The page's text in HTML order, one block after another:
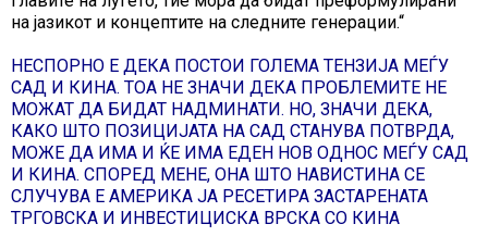
на јазикот и концептите на следните генерации.“
НЕСПОРНО Е ДЕКА ПОСТОИ ГОЛЕМА ТЕНЗИЈА МЕЃУ
САД И КИНА. ТОА НЕ ЗНАЧИ ДЕКА ПРОБЛЕМИТЕ НЕ
МОЖАТ ДА БИДАТ НАДМИНАТИ. НО, ЗНАЧИ ДЕКА,
КАКО ШТО ПОЗИЦИЈАТА НА САД СТАНУВА ПОТВРДА,
МОЖЕ ДА ИМА И ЌЕ ИМА ЕДЕН НОВ ОДНОС МЕЃУ САД
И КИНА. СПОРЕД МЕНЕ, ОНА ШТО НАВИСТИНА СЕ
СЛУЧУВА Е АМЕРИКА ЈА РЕСЕТИРА ЗАСТАРЕНАТА
ТРГОВСКА И ИНВЕСТИЦИСКА ВРСКА СО КИНА